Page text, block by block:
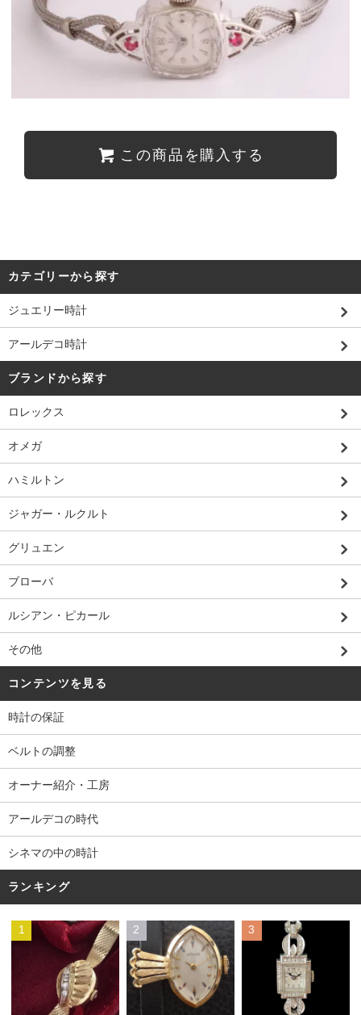
この商品を購入する
カテゴリーから探す
ジュエリー時計
アールデコ時計
ブランドから探す
ロレックス
オメガ
ハミルトン
ジャガー・ルクルト
グリュエン
ブローバ
ルシアン・ピカール
その他
コンテンツを見る
時計の保証
ベルトの調整
オーナー紹介・工房
アールデコの時代
シネマの中の時計
ランキング
1 2 3